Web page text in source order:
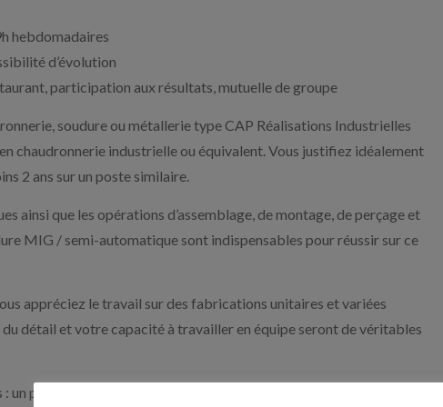
hebdomadaires
d’évolution
participation aux résultats, mutuelle de groupe
soudure ou métallerie type CAP Réalisations Industrielles
chaudronnerie industrielle ou équivalent. Vous justifiez idéalement
2 ans sur un poste similaire.
ainsi que les opérations d’assemblage, de montage, de perçage et
MIG / semi-automatique sont indispensables pour réussir sur ce
appréciez le travail sur des fabrications unitaires et variées
détail et votre capacité à travailler en équipe seront de véritables
un poste solide, un cadre clair et une reconnaissance à la hauteur de